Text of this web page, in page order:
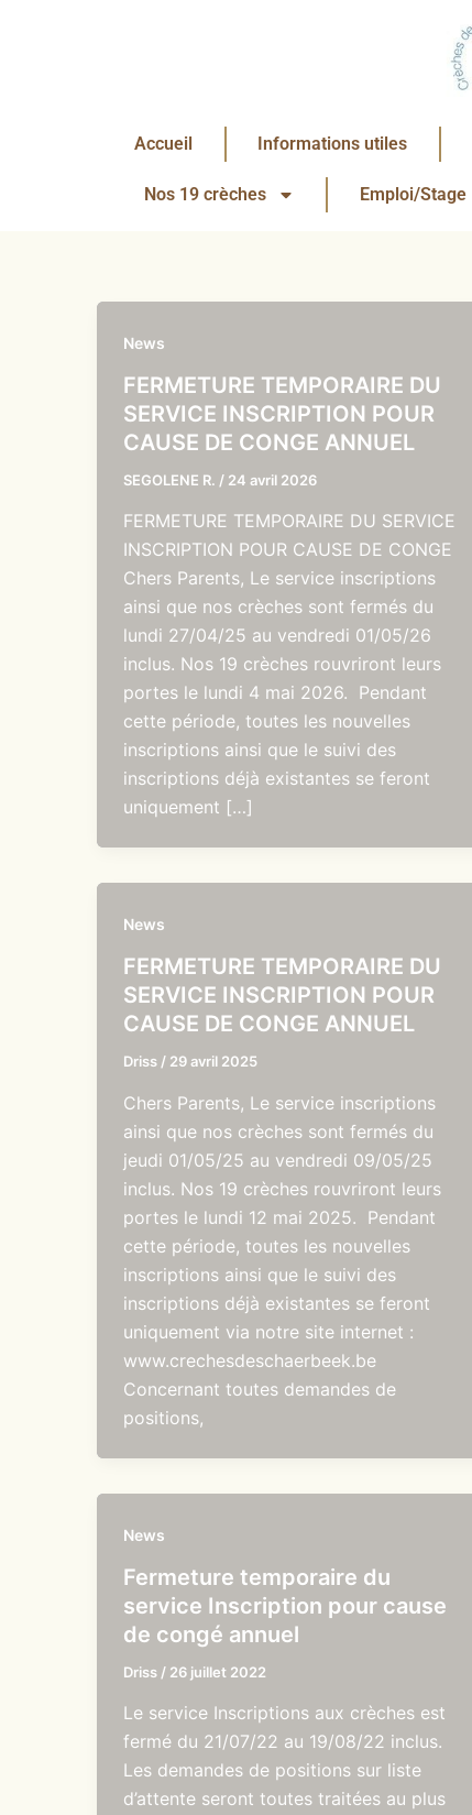
Accueil Informations utiles
Nos 19 crèches Emploi/Stage
News
FERMETURE TEMPORAIRE DU
SERVICE INSCRIPTION POUR
CAUSE DE CONGE ANNUEL
SEGOLENE R. / 24 avril 2026
FERMETURE TEMPORAIRE DU SERVICE
INSCRIPTION POUR CAUSE DE CONGE
Chers Parents, Le service inscriptions
ainsi que nos crèches sont fermés du
lundi 27/04/25 au vendredi 01/05/26
inclus. Nos 19 crèches rouvriront leurs
portes le lundi 4 mai 2026. Pendant
cette période, toutes les nouvelles
inscriptions ainsi que le suivi des
inscriptions déjà existantes se feront
uniquement […]
News
FERMETURE TEMPORAIRE DU
SERVICE INSCRIPTION POUR
CAUSE DE CONGE ANNUEL
Driss / 29 avril 2025
Chers Parents, Le service inscriptions
ainsi que nos crèches sont fermés du
jeudi 01/05/25 au vendredi 09/05/25
inclus. Nos 19 crèches rouvriront leurs
portes le lundi 12 mai 2025. Pendant
cette période, toutes les nouvelles
inscriptions ainsi que le suivi des
inscriptions déjà existantes se feront
uniquement via notre site internet :
www.crechesdeschaerbeek.be
Concernant toutes demandes de
positions,
News
Fermeture temporaire du
service Inscription pour cause
de congé annuel
Driss / 26 juillet 2022
Le service Inscriptions aux crèches est
fermé du 21/07/22 au 19/08/22 inclus.
Les demandes de positions sur liste
d’attente seront toutes traitées au plus